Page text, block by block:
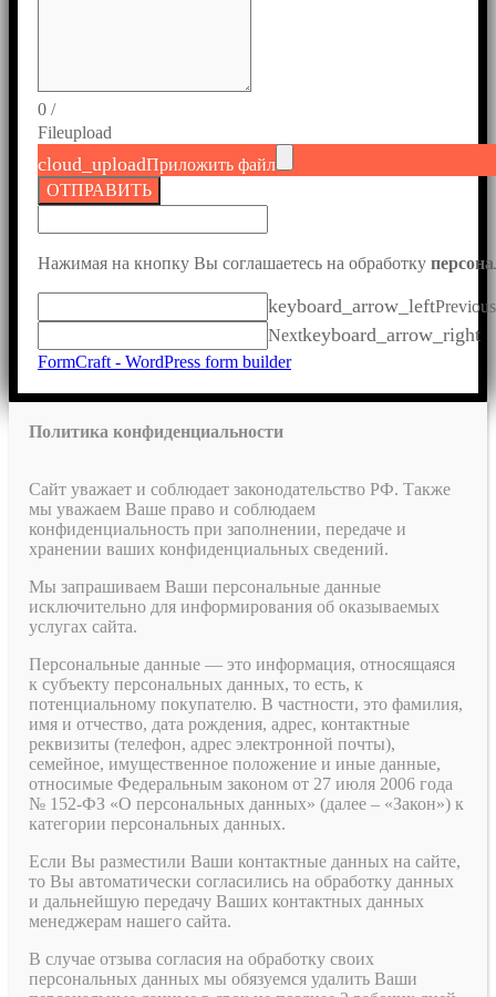
0 /
Fileupload
cloud_uploadПриложить файл
ОТПРАВИТЬ
Нажимая на кнопку Вы соглашаетесь на обработку
keyboard_arrow_leftPrevious
Nextkeyboard_arrow_right
FormCraft - WordPress form builder
Политика конфиденциальности
Сайт уважает и соблюдает законодательство РФ. Также
мы уважаем Ваше право и соблюдаем
конфиденциальность при заполнении, передаче и
хранении ваших конфиденциальных сведений.
Мы запрашиваем Ваши персональные данные
исключительно для информирования об оказываемых
услугах сайта.
Персональные данные — это информация, относящаяся
к субъекту персональных данных, то есть, к
потенциальному покупателю. В частности, это фамилия,
имя и отчество, дата рождения, адрес, контактные
реквизиты (телефон, адрес электронной почты),
семейное, имущественное положение и иные данные,
относимые Федеральным законом от 27 июля 2006 года
№ 152-ФЗ «О персональных данных» (далее – «Закон») к
категории персональных данных.
Если Вы разместили Ваши контактные данных на сайте,
то Вы автоматически согласились на обработку данных
и дальнейшую передачу Ваших контактных данных
менеджерам нашего сайта.
В случае отзыва согласия на обработку своих
персональных данных мы обязуемся удалить Ваши